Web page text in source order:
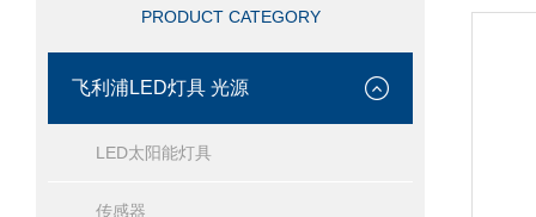
PRODUCT CATEGORY
飞利浦LED灯具 光源
LED太阳能灯具
传感器